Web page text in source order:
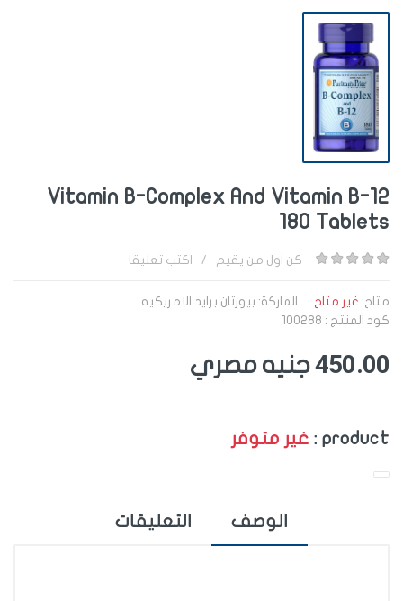
Vitamin B-Complex And Vitamin B-12
180 Tablets
كن اول من يقيم / اكتب تعليقا
متاح: غير متاح الماركة: بيورتان برايد الامريكيه
كود المنتج : 100288
450.00 جنيه مصري
product : غير متوفر
الوصف التعليقات